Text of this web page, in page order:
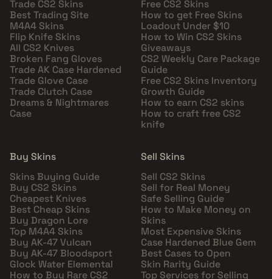
Trade CS2 Skins
Best Trading Site
M4A4 Skins
Flip Knife Skins
All CS2 Knives
Broken Fang Gloves
Trade AK Case Hardened
Trade Glove Case
Trade Clutch Case
Dreams & Nightmares
Case
Free CS2 Skins
How to get Free Skins
Loadout Under $10
How to Win CS2 Skins
Giveaways
CS2 Weekly Care Package
Guide
Free CS2 Skins Inventory
Growth Guide
How to earn CS2 skins
How to craft free CS2
knife
Buy Skins
Skins Buying Guide
Buy CS2 Skins
Cheapest Knives
Best Cheap Skins
Buy Dragon Lore
Top M4A4 Skins
Buy AK-47 Vulcan
Buy AK-47 Bloodsport
Glock Water Elemental
How to Buy Rare CS2
Sell Skins
Sell CS2 Skins
Sell for Real Money
Safe Selling Guide
How to Make Money on
Skins
Most Expensive Skins
Case Hardened Blue Gem
Best Cases to Open
Skin Rarity Guide
Top Services for Selling